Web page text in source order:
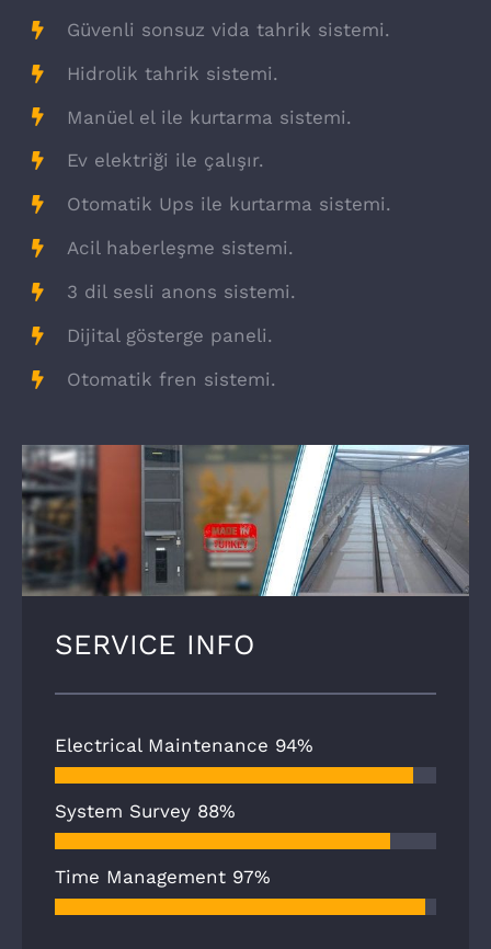
Güvenli sonsuz vida tahrik sistemi.
Hidrolik tahrik sistemi.
Manüel el ile kurtarma sistemi.
Ev elektriği ile çalışır.
Otomatik Ups ile kurtarma sistemi.
Acil haberleşme sistemi.
3 dil sesli anons sistemi.
Dijital gösterge paneli.
Otomatik fren sistemi.
SERVICE INFO
Electrical Maintenance 94%
System Survey 88%
Time Management 97%